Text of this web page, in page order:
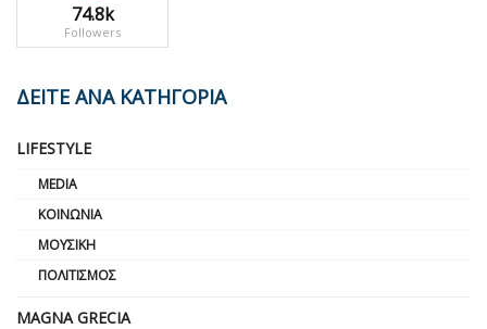
74.8k
Followers
ΔΕΙΤΕ ΑΝΑ ΚΑΤΗΓΟΡΙΑ
LIFESTYLE
MEDIA
ΚΟΙΝΩΝΊΑ
ΜΟΥΣΙΚΉ
ΠΟΛΙΤΙΣΜΌΣ
MAGNA GRECIA